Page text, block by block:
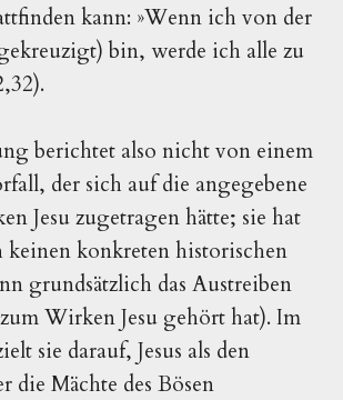
kann: »Wenn ich von der
bin, werde ich alle zu
berichtet also nicht von einem
der sich auf die angegebene
Jesu zugetragen hätte; sie hat
konkreten historischen
grundsätzlich das Austreiben
Wirken Jesu gehört hat). Im
sie darauf, Jesus als den
die Mächte des Bösen